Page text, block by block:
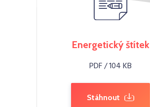
Energetický štítek
PDF / 104 KB
Stáhnout